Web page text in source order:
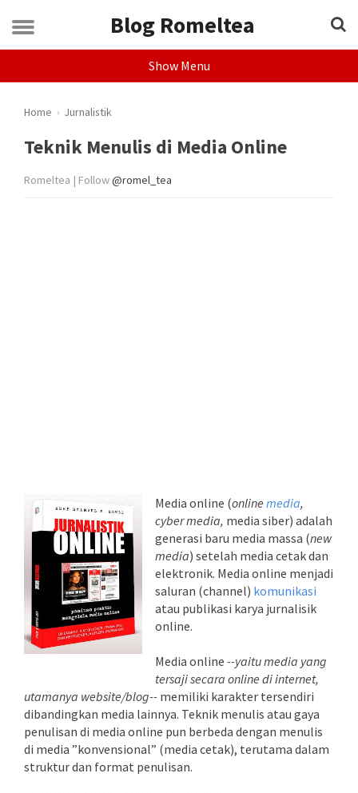
Blog Romeltea
Show Menu
Home › Jurnalistik
Teknik Menulis di Media Online
Romeltea | Follow@romel_tea
Media online (online media,
cyber media, media siber) adalah
generasi baru media massa (new
media) setelah media cetak dan
elektronik. Media online menjadi
saluran (channel) komunikasi
atau publikasi karya jurnalisik
online.
Media online --yaitu media yang
tersaji secara online di internet,
utamanya website/blog-- memiliki karakter tersendiri
dibandingkan media lainnya. Teknik menulis atau gaya
penulisan di media online pun berbeda dengan menulis
di media ”konvensional” (media cetak), terutama dalam
struktur dan format penulisan.